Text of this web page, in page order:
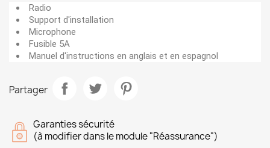
Radio
Support d'installation
Microphone
Fusible 5A
Manuel d'instructions en anglais et en espagnol
Partager
Garanties sécurité
(à modifier dans le module "Réassurance")